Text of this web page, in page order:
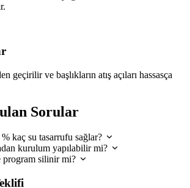
geçirilir ve başlıkların atış açıları hassasça
Sorular
kaç su tasarrufu sağlar?
kurulum yapılabilir mi?
silinir mi?